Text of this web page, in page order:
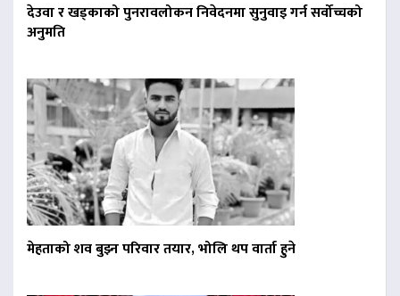
देउवा र खड्काको पुनरावलोकन निवेदनमा सुनुवाइ गर्न सर्वोच्चको
अनुमति
मेहताको शव बुझ्न परिवार तयार, भोलि थप वार्ता हुने